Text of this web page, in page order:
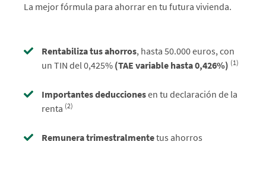
La mejor fórmula para ahorrar en tu futura vivienda.
Rentabiliza tus ahorros, hasta 50.000 euros, con
un TIN del 0,425% (TAE variable hasta 0,426%) (1)
Importantes deduccionesen tu declaración de la
renta (2)
Remunera trimestralmentetus ahorros